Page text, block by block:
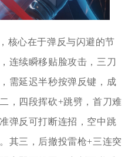
核心在于弹反与闪避的节
连续瞬移贴脸攻击，三刀
需延迟半秒按弹反键，成
，四段挥砍+跳劈，首刀难
弹反可打断连招，空中跳
其三，后撤投雷枪+三连突